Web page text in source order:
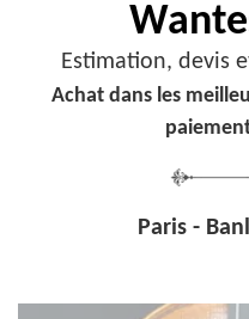
Estimation, devis
Achat dans les
Paris -